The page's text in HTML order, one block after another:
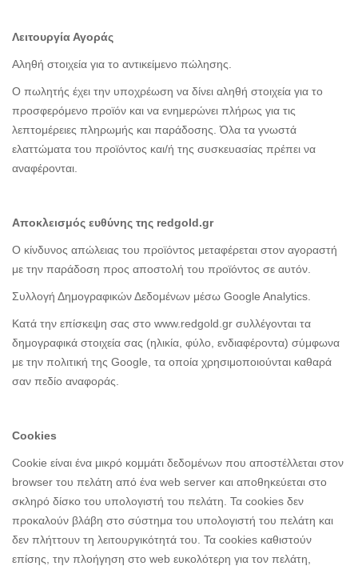
Λειτουργία Αγοράς
Αληθή στοιχεία για το αντικείμενο πώλησης.
Ο πωλητής έχει την υποχρέωση να δίνει αληθή στοιχεία για το
προσφερόμενο προϊόν και να ενημερώνει πλήρως για τις
λεπτομέρειες πληρωμής και παράδοσης. Όλα τα γνωστά
ελαττώματα του προϊόντος και/ή της συσκευασίας πρέπει να
αναφέρονται.
Αποκλεισμός ευθύνης της redgold.gr
Ο κίνδυνος απώλειας του προϊόντος μεταφέρεται στον αγοραστή
με την παράδοση προς αποστολή του προϊόντος σε αυτόν.
Συλλογή Δημογραφικών Δεδομένων μέσω Google Analytics.
Κατά την επίσκεψη σας στο www.redgold.gr συλλέγονται τα
δημογραφικά στοιχεία σας (ηλικία, φύλο, ενδιαφέροντα) σύμφωνα
με την πολιτική της Google, τα οποία χρησιμοποιούνται καθαρά
σαν πεδίο αναφοράς.
Cookies
Cookie είναι ένα μικρό κομμάτι δεδομένων που αποστέλλεται στον
browser του πελάτη από ένα web server και αποθηκεύεται στο
σκληρό δίσκο του υπολογιστή του πελάτη. Τα cookies δεν
προκαλούν βλάβη στο σύστημα του υπολογιστή του πελάτη και
δεν πλήττουν τη λειτουργικότητά του. Τα cookies καθιστούν
επίσης, την πλοήγηση στο web ευκολότερη για τον πελάτη,